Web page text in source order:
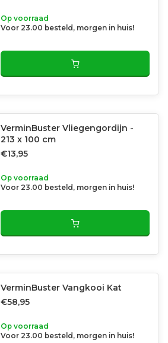
Op voorraad
Voor 23.00 besteld, morgen in huis!
VerminBuster Vliegengordijn -
213 x 100 cm
€13,95
Op voorraad
Voor 23.00 besteld, morgen in huis!
VerminBuster Vangkooi Kat
€58,95
Op voorraad
Voor 23.00 besteld, morgen in huis!